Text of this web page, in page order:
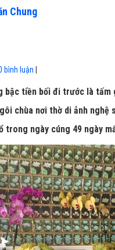
Chung
bình luận
bậc tiền bối đi trước là tấm
chùa nơi thờ di ảnh
trong ngày cúng 49 ngày